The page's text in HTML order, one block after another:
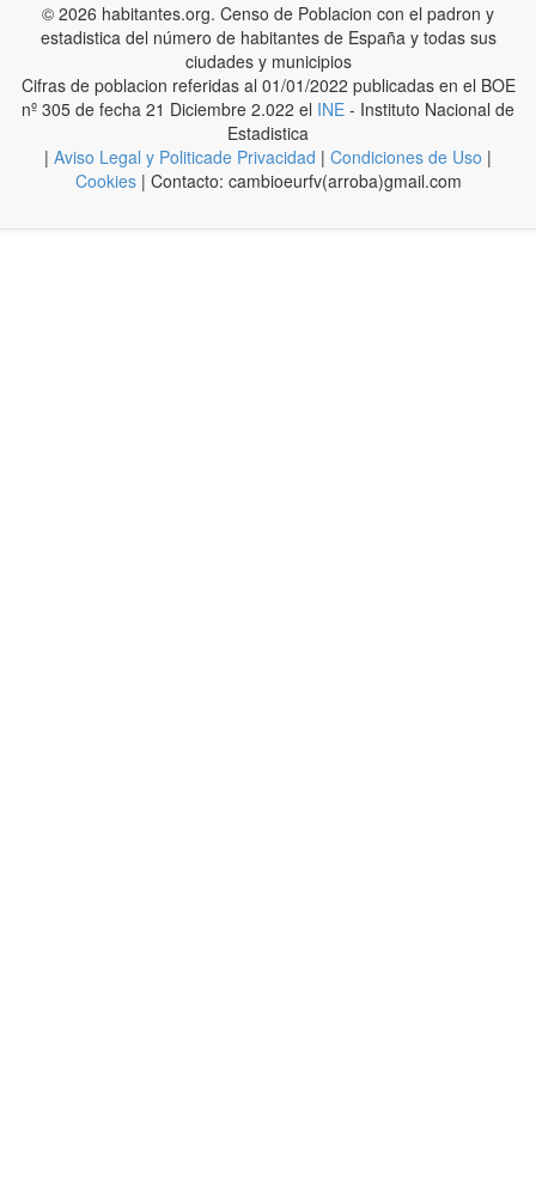
© 2026 habitantes.org. Censo de Poblacion con el padron y
estadistica del número de habitantes de España y todas sus
ciudades y municipios
Cifras de poblacion referidas al 01/01/2022 publicadas en el BOE
nº 305 de fecha 21 Diciembre 2.022 el INE - Instituto Nacional de
Estadistica
| Aviso Legal y Politicade Privacidad | Condiciones de Uso |
Cookies | Contacto: cambioeurfv(arroba)gmail.com